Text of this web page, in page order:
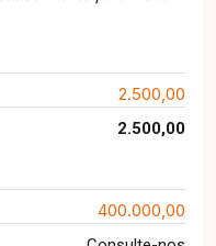
2.500,00
2.500,00
400.000,00